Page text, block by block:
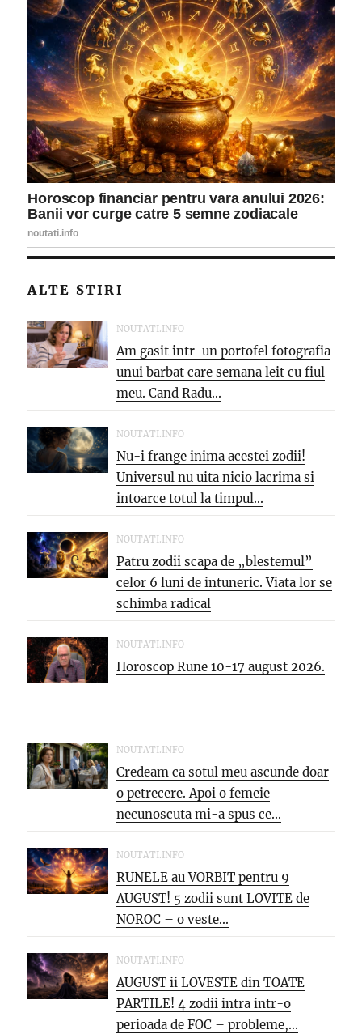
ALTE STIRI
NOUTATI.INFO
Am gasit intr-un portofel fotografia
unui barbat care semana leit cu fiul
meu. Cand Radu...
NOUTATI.INFO
Nu-i frange inima acestei zodii!
Universul nu uita nicio lacrima si
intoarce totul la timpul...
NOUTATI.INFO
Patru zodii scapa de „blestemul”
celor 6 luni de intuneric. Viata lor se
schimba radical
NOUTATI.INFO
Horoscop Rune 10-17 august 2026.
NOUTATI.INFO
Credeam ca sotul meu ascunde doar
o petrecere. Apoi o femeie
necunoscuta mi-a spus ce...
NOUTATI.INFO
RUNELE au VORBIT pentru 9
AUGUST! 5 zodii sunt LOVITE de
NOROC – o veste...
NOUTATI.INFO
AUGUST ii LOVESTE din TOATE
PARTILE! 4 zodii intra intr-o
perioada de FOC – probleme,...